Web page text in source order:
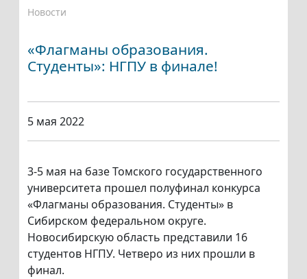
Новости
«Флагманы образования.
Студенты»: НГПУ в финале!
5 мая 2022
3-5 мая на базе Томского государственного
университета прошел полуфинал конкурса
«Флагманы образования. Студенты» в
Сибирском федеральном округе.
Новосибирскую область представили 16
студентов НГПУ. Четверо из них прошли в
финал.